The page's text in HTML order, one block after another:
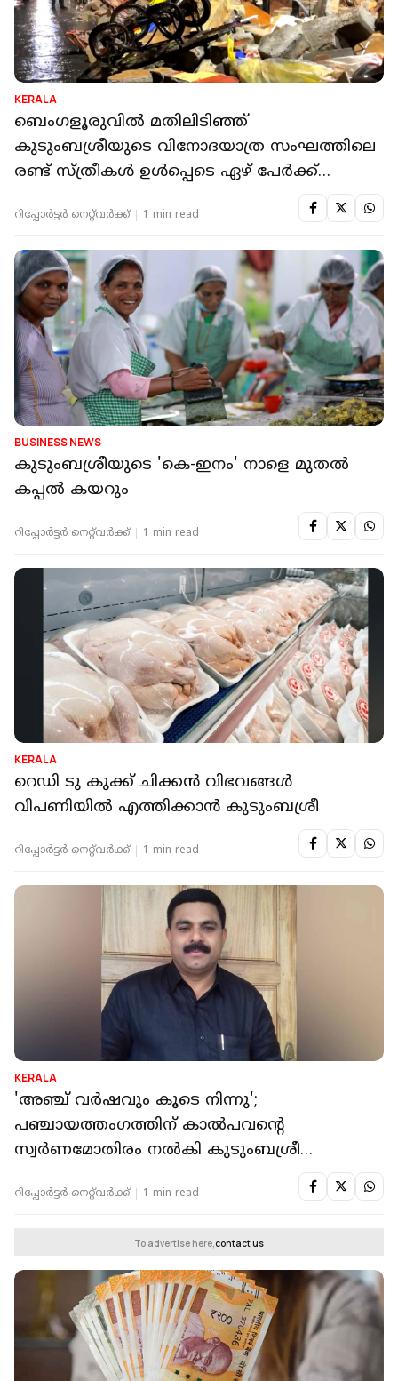
KERALA
ബെംഗളൂരുവിൽ മതിലിടിഞ്ഞ്
കുടുംബശ്രീയുടെ വിനോദയാത്ര സംഘത്തിലെ
രണ്ട് സ്ത്രീകൾ ഉൾപ്പെടെ ഏഴ് പേർക്ക്
റിപ്പോർട്ടർ നെറ്റ്‌വര്‍ക്ക്‌ 1 min read
BUSINESS NEWS
കുടുംബശ്രീയുടെ 'കെ-ഇനം' നാളെ മുതല്‍
കപ്പല്‍ കയറും
റിപ്പോർട്ടർ നെറ്റ്‌വര്‍ക്ക്‌ 1 min read
KERALA
റെഡി ടു കുക്ക് ചിക്കന്‍ വിഭവങ്ങള്‍
വിപണിയില്‍ എത്തിക്കാന്‍ കുടുംബശ്രീ
റിപ്പോർട്ടർ നെറ്റ്‌വര്‍ക്ക്‌ 1 min read
KERALA
'അഞ്ച് വര്‍ഷവും കൂടെ നിന്നു';
പഞ്ചായത്തംഗത്തിന് കാല്‍പവന്റെ
സ്വര്‍ണമോതിരം നല്‍കി കുടുംബശ്രീ
റിപ്പോർട്ടർ നെറ്റ്‌വര്‍ക്ക്‌ 1 min read
To advertise here,contact us